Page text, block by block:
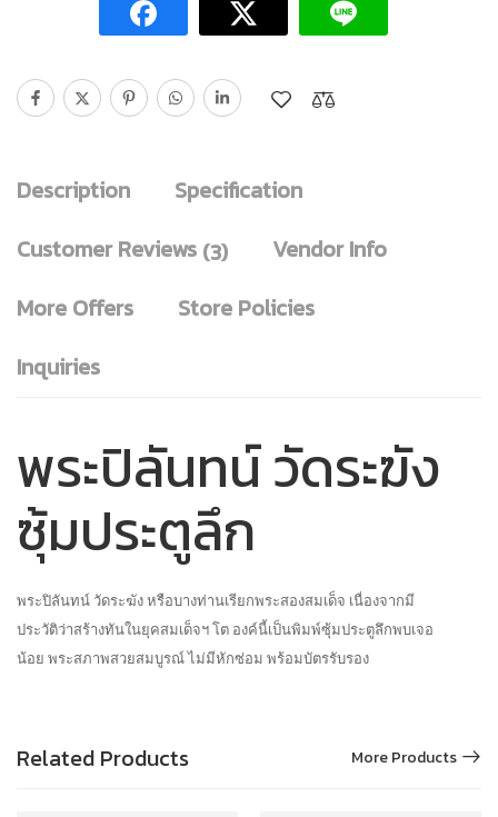
Description
Specification
Customer Reviews (3)
Vendor Info
More Offers
Store Policies
Inquiries
พระปิลันทน์ วัดระฆัง
ซุ้มประตูลึก
พระปิลันทน์ วัดระฆัง หรือบางท่านเรียกพระสองสมเด็จ เนื่องจากมี
ประวัติว่าสร้างทันในยุคสมเด็จฯ โต องค์นี้เป็นพิมพ์ซุ้มประตูลึกพบเจอ
น้อย พระสภาพสวยสมบูรณ์ ไม่มีหักซ่อม พร้อมบัตรรับรอง
Related Products More Products